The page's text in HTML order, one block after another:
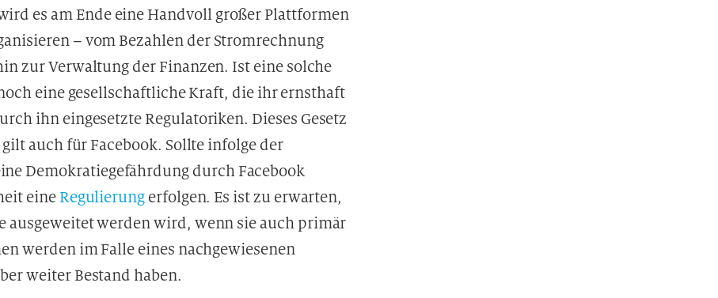
es am Ende eine Handvoll großer Plattformen
– vom Bezahlen der Stromrechnung
zur Verwaltung der Finanzen. Ist eine solche
eine gesellschaftliche Kraft, die ihr ernsthaft
ihn eingesetzte Regulatoriken. Dieses Gesetz
auch für Facebook. Sollte infolge der
Demokratiegefährdung durch Facebook
eine Regulierung erfolgen. Es ist zu erwarten,
ausgeweitet werden wird, wenn sie auch primär
werden im Falle eines nachgewiesenen
weiter Bestand haben.